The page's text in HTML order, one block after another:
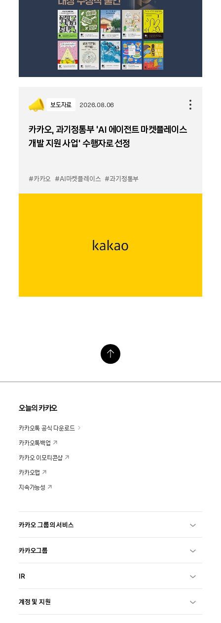
보도자료 2026.08.06
카카오, 과기정통부 ‘AI 에이전트 마켓플레이스
개발 지원 사업’ 수행자로 선정
#카카오 #AI마켓플레이스 #과기정통부
오늘의 카카오
카카오톡 공식 다운로드
카카오톡백업
카카오 이모티콘샵
카카오맵
지속가능성
카카오 그룹의 서비스
카카오그룹
IR
계정 및 지원